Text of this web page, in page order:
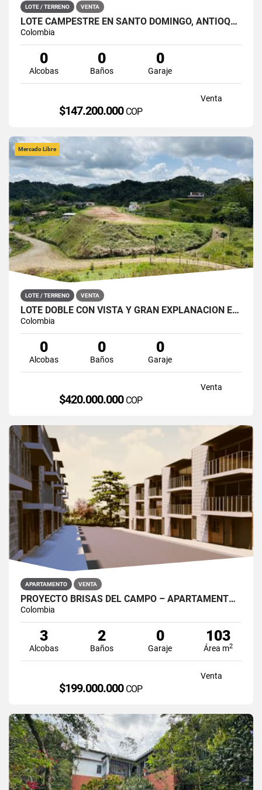
LOTE / TERRENO VENTA
LOTE CAMPESTRE EN SANTO DOMINGO, ANTIOQUIA – TERRA VIVA
Colombia
0
Alcobas
0
Baños
0
Garaje
Venta
$147.200.000 COP
Mercado Libre
LOTE / TERRENO VENTA
LOTE DOBLE CON VISTA Y GRAN EXPLANACIÓN EN VILLA LAURA, SAN ROQUE
Colombia
0
Alcobas
0
Baños
0
Garaje
Venta
$420.000.000 COP
APARTAMENTO VENTA
PROYECTO BRISAS DEL CAMPO – APARTAMENTOS EN SANTO DOMINGO, ANTIOQUIA
Colombia
3
Alcobas
2
Baños
0
Garaje
103
Área m2
Venta
$199.000.000 COP